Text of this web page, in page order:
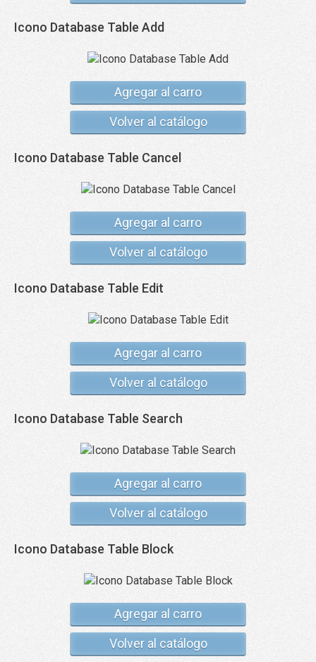
Icono Database Table Add
Agregar al carro
Volver al catálogo
Icono Database Table Cancel
Agregar al carro
Volver al catálogo
Icono Database Table Edit
Agregar al carro
Volver al catálogo
Icono Database Table Search
Agregar al carro
Volver al catálogo
Icono Database Table Block
Agregar al carro
Volver al catálogo